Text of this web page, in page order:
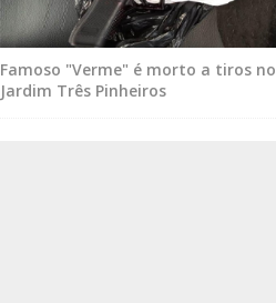
Famoso "Verme" é morto a tiros no
Jardim Três Pinheiros